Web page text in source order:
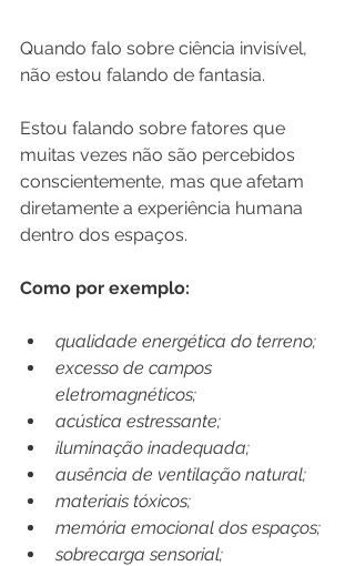
Quando falo sobre ciência invisível,
não estou falando de fantasia.
Estou falando sobre fatores que
muitas vezes não são percebidos
conscientemente, mas que afetam
diretamente a experiência humana
dentro dos espaços.
Como por exemplo:
qualidade energética do terreno;
excesso de campos
eletromagnéticos;
acústica estressante;
iluminação inadequada;
ausência de ventilação natural;
materiais tóxicos;
memória emocional dos espaços;
sobrecarga sensorial;